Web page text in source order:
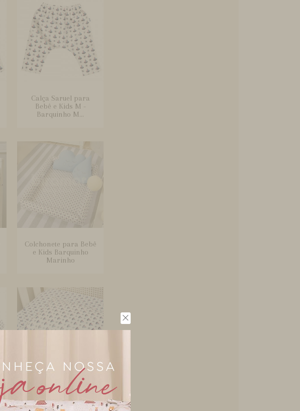
Calça Saruel para
Bebê e Kids M -
Barquinho M...
Colchonete para Bebê
e Kids Barquinho
Marinho
Fronha para Berço
Estampada Barquinho
Marinho